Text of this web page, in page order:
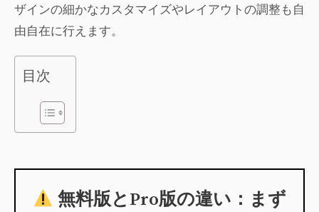
ザインの細かなカスタマイズやレイアウトの調整も自
由自在に行えます。
目次
無料版とPro版の違い：まず